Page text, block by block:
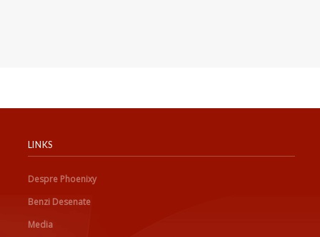
LINKS
Despre Phoenixy
Benzi Desenate
Media